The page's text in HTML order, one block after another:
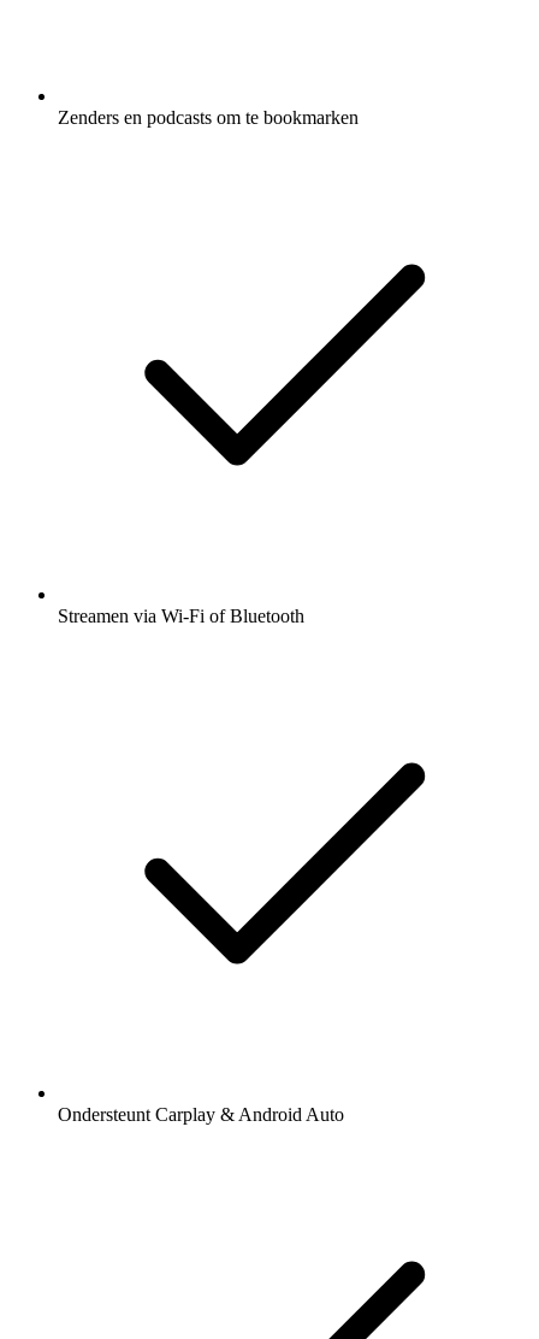
Zenders en podcasts om te bookmarken
Streamen via Wi-Fi of Bluetooth
Ondersteunt Carplay & Android Auto